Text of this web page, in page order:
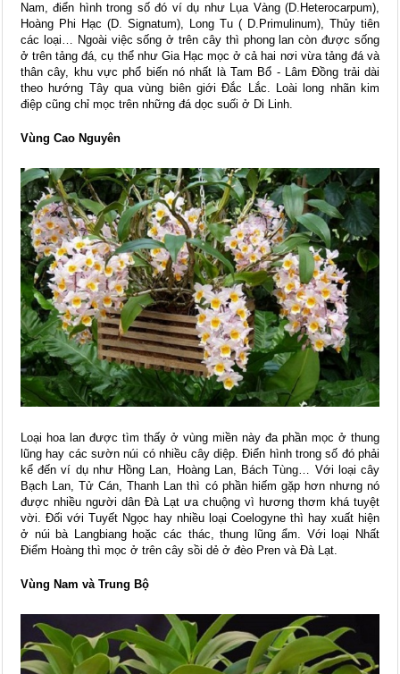
Nam, điển hình trong số đó ví dụ như Lụa Vàng (D.Heterocarpum),
Hoàng Phi Hạc (D. Signatum), Long Tu ( D.Primulinum), Thủy tiên
các loại… Ngoài việc sống ở trên cây thì phong lan còn được sống
ở trên tảng đá, cụ thể như Gia Hạc mọc ở cả hai nơi vừa tảng đá và
thân cây, khu vực phổ biến nó nhất là Tam Bổ - Lâm Đồng trải dài
theo hướng Tây qua vùng biên giới Đắc Lắc. Loài long nhãn kim
điệp cũng chỉ mọc trên những đá dọc suối ở Di Linh.
Vùng Cao Nguyên
Loại hoa lan được tìm thấy ở vùng miền này đa phần mọc ở thung
lũng hay các sườn núi có nhiều cây diệp. Điển hình trong số đó phải
kể đến ví dụ như Hồng Lan, Hoàng Lan, Bách Tùng… Với loại cây
Bạch Lan, Tử Cán, Thanh Lan thì có phần hiếm gặp hơn nhưng nó
được nhiều người dân Đà Lạt ưa chuộng vì hương thơm khá tuyệt
vời. Đối với Tuyết Ngọc hay nhiều loại Coelogyne thì hay xuất hiện
ở núi bà Langbiang hoặc các thác, thung lũng ẩm. Với loại Nhất
Điểm Hoàng thì mọc ở trên cây sồi dẻ ở đèo Pren và Đà Lạt.
Vùng Nam và Trung Bộ